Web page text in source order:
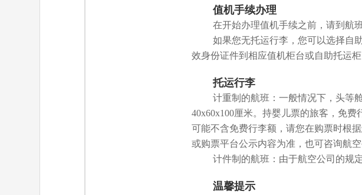
值机手续办理
在开始办理值机手续之前，请到航
如果您无托运行李，您可以选择自
效身份证件到相应值机柜台或自助托运
托运行李
计重制的航班：一般情况下，头等
40x60x100厘米。持婴儿票的旅客，免
可能不含免费行李额，请您在购票时根
或购票平台公示内容为准，也可咨询航空
计件制的航班：由于航空公司的规
温馨提示